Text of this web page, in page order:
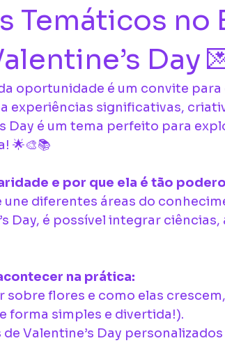
Temáticos no
Day
oportunidade é um convite
experiências significativas,
Day é um tema perfeito para
🌟🎨📚
e por que ela é tão
diferentes áreas do
Day, é possível integrar
na prática:
sobre flores e como elas
forma simples e divertida!).
de Valentine’s Day